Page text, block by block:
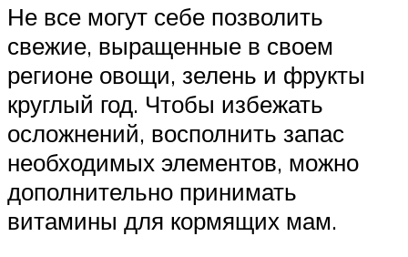
Не все могут себе позволить
свежие, выращенные в своем
регионе овощи, зелень и фрукты
круглый год. Чтобы избежать
осложнений, восполнить запас
необходимых элементов, можно
дополнительно принимать
витамины для кормящих мам.